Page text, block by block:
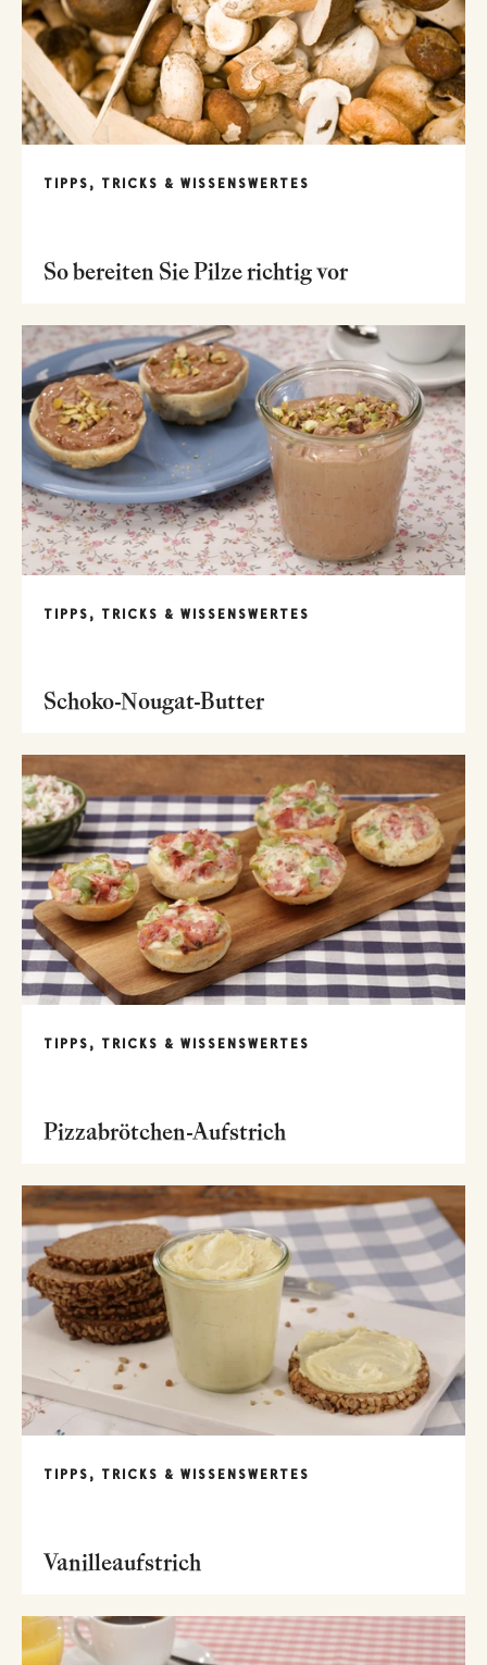
TIPPS, TRICKS & WISSENSWERTES
So bereiten Sie Pilze richtig vor
TIPPS, TRICKS & WISSENSWERTES
Schoko-Nougat-Butter
TIPPS, TRICKS & WISSENSWERTES
Pizzabrötchen-Aufstrich
TIPPS, TRICKS & WISSENSWERTES
Vanilleaufstrich